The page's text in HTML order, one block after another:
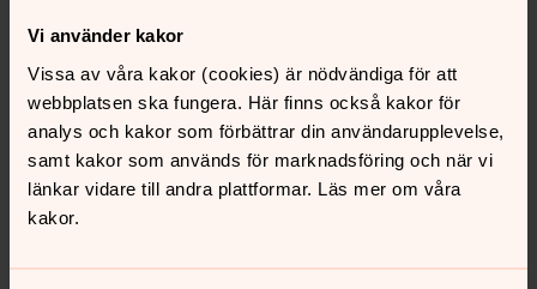
Vi använder kakor
Vissa av våra kakor (cookies) är nödvändiga för att
webbplatsen ska fungera. Här finns också kakor för
analys och kakor som förbättrar din användarupplevelse,
samt kakor som används för marknadsföring och när vi
länkar vidare till andra plattformar. Läs mer om våra
kakor.
Varför är biskopen med i styrelsen när hon inte är
med i vanliga kyrkoråd?
Biskopen är inte ledamot av Sjömanskyrkans
styrelse. Biskop Eva Brunne var inbjuden gäst till
det möte debatten relaterar till.
Är kyrkorummet som det handlar om ett invigt